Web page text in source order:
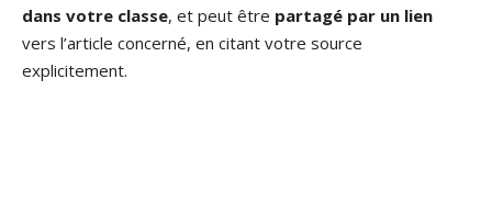
dans votre classe, et peut être partagé par un lien
vers l’article concerné, en citant votre source
explicitement.